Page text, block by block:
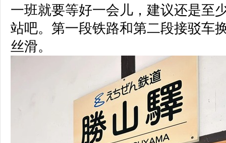
一班就要等好一会儿，建议还是至
站吧。第一段铁路和第二段接驳车
丝滑。